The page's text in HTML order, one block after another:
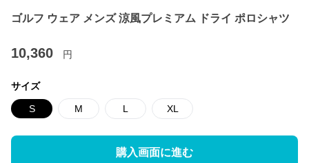
ゴルフ ウェア メンズ 涼風プレミアム ドライ ポロシャツ
10,360 円
サイズ
S M L XL
購入画面に進む